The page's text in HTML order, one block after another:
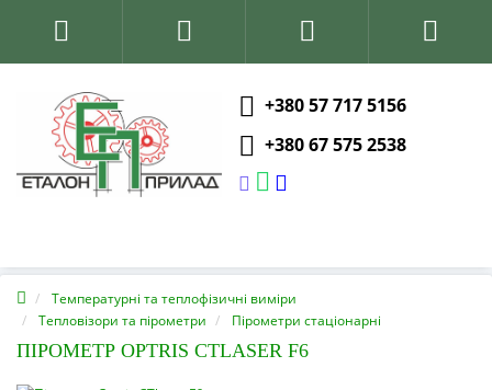
+380 57 717 5156
+380 67 575 2538
Температурні та теплофізичні виміри
Тепловізори та пірометри
Пірометри стаціонарні
ПІРОМЕТР OPTRIS CTLASER F6